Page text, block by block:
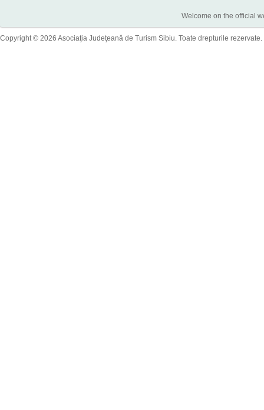
Welcome on the official
Copyright © 2026 Asociaţia Judeţeană de Turism Sibiu. Toate drepturile rezervate.